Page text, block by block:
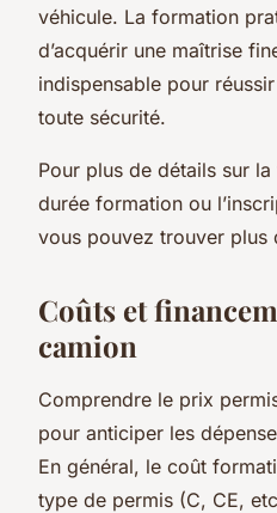
véhicule. La formation
d’acquérir une maîtrise
indispensable pour
toute sécurité.
Pour plus de détails sur
durée formation ou
vous pouvez trouver plus
Coûts et
camion
Comprendre le prix
pour anticiper les
En général, le coût
type de permis (C, CE,